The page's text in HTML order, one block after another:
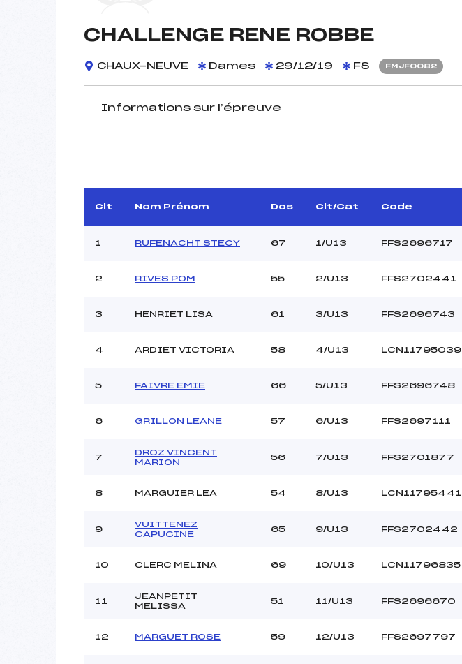
CHALLENGE RENE ROBBE
CHAUX-NEUVE Dames 29/12/19 FS FMJF0082
Informations sur l’épreuve
D.T Adjoint :
–
Dir. Epreuve :
VAUCHERET DOMINIQUE (MJ)
Pénalité appliquée :
–
Catégorie :
U13
Clt Nom Prénom Dos Clt/Cat Code
1 RUFENACHT STECY 67 1/U13 FFS2696717
2 RIVES POM 55 2/U13 FFS2702441
3 HENRIET LISA 61 3/U13 FFS2696743
4 ARDIET VICTORIA 58 4/U13 LCN11795039
5 FAIVRE EMIE 66 5/U13 FFS2696748
6 GRILLON LEANE 57 6/U13 FFS2697111
7
DROZ VINCENT
MARION
56 7/U13 FFS2701877
8 MARGUIER LEA 54 8/U13 LCN11795441
9
VUITTENEZ
CAPUCINE
65 9/U13 FFS2702442
10 CLERC MELINA 69 10/U13 LCN11796835
11
JEANPETIT
MELISSA
51 11/U13 FFS2696670
12 MARGUET ROSE 59 12/U13 FFS2697797